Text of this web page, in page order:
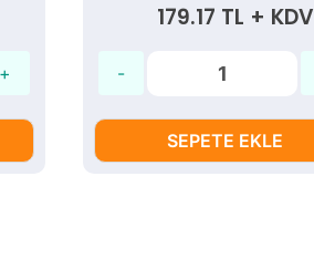
179.17 TL + KDV
SEPETE EKLE